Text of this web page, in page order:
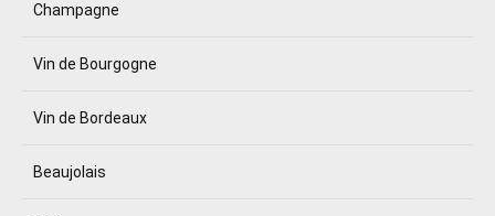
Champagne
Vin de Bourgogne
Vin de Bordeaux
Beaujolais